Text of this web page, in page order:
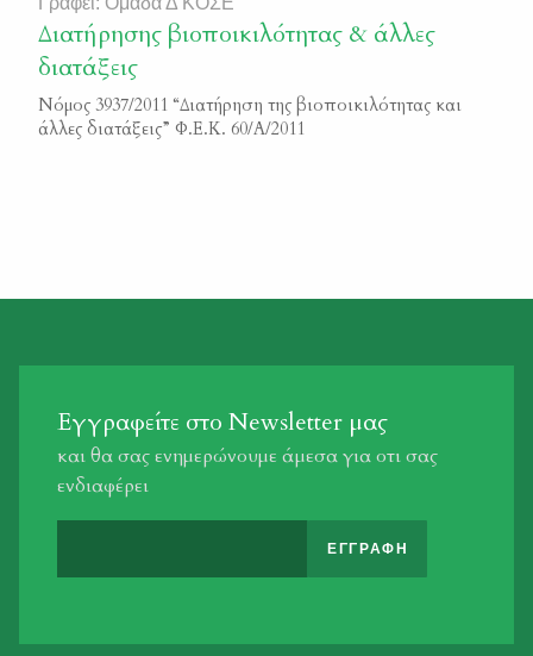
πανίδας και της αυτοφυούς χλωρίδας” Φ.Ε.Κ. 285/Β/2013
Διατήρησης βιοποικιλότητας & άλλες
διατάξεις
Νόμος 3937/2011 “Διατήρηση της βιοποικιλότητας και
άλλες διατάξεις” Φ.Ε.Κ. 60/Α/2011
Εγγραφείτε στο Newsletter μας
και θα σας ενημερώνουμε άμεσα για οτι σας
ενδιαφέρει